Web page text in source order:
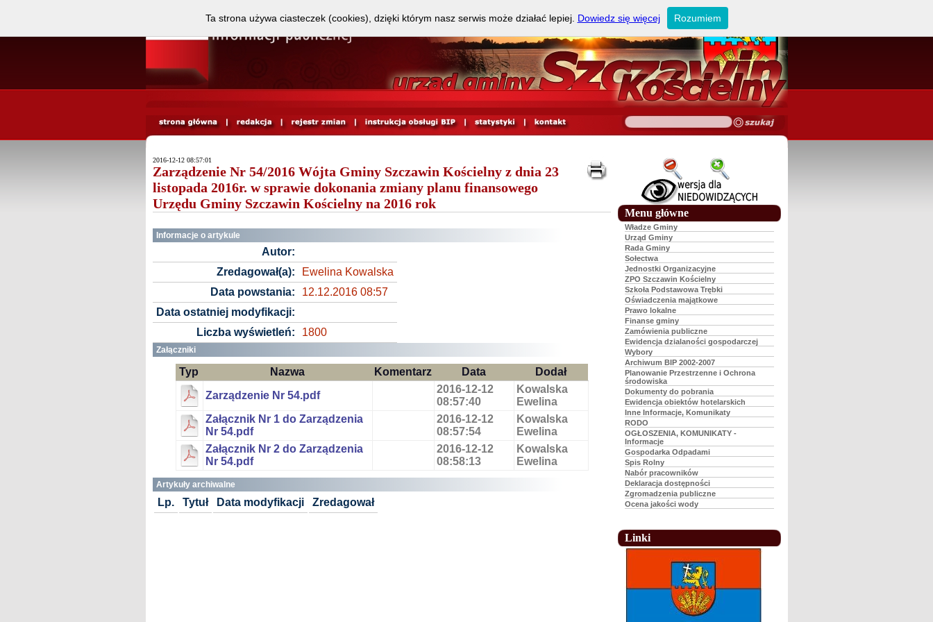
2016-12-12 08:57:01
Zarządzenie Nr 54/2016 Wójta Gminy Szczawin Kościelny z dnia 23
listopada 2016r. w sprawie dokonania zmiany planu finansowego
Urzędu Gminy Szczawin Kościelny na 2016 rok
Informacje o artykule
Autor:
Zredagował(a):
Ewelina Kowalska
Data powstania:
12.12.2016 08:57
Data ostatniej modyfikacji:
Liczba wyświetleń:
1800
Załączniki
Typ Nazwa Komentarz Data
Dodał
Zarządzenie Nr 54.pdf
2016-12-12
08:57:40
Kowalska
Ewelina
Załącznik Nr 1 do Zarządzenia
Nr 54.pdf
2016-12-12
08:57:54
Kowalska
Ewelina
Załącznik Nr 2 do Zarządzenia
Nr 54.pdf
2016-12-12
08:58:13
Kowalska
Ewelina
Artykuły archiwalne
Lp. Tytuł Data modyfikacji Zredagował
Menu główne
Władze Gminy
Urząd Gminy
Rada Gminy
Sołectwa
Jednostki Organizacyjne
ZPO Szczawin Kościelny
Szkoła Podstawowa Trębki
Oświadczenia majątkowe
Prawo lokalne
Finanse gminy
Zamówienia publiczne
Ewidencja dzialaności gospodarczej
Wybory
Archiwum BIP 2002-2007
Planowanie Przestrzenne i Ochrona
środowiska
Dokumenty do pobrania
Ewidencja obiektów hotelarskich
Inne Informacje, Komunikaty
RODO
OGŁOSZENIA, KOMUNIKATY -
Informacje
Gospodarka Odpadami
Spis Rolny
Nabór pracowników
Deklaracja dostępności
Zgromadzenia publiczne
Ocena jakości wody
Linki
Ta strona używa ciasteczek (cookies), dzięki którym nasz serwis może działać lepiej. Dowiedz się więcej Rozumiem